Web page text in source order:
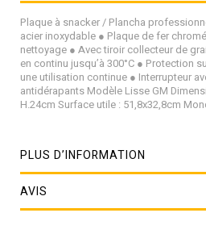
Plaque à snacker / Plancha
acier inoxydable ● Plaque de fer
nettoyage ● Avec tiroir collecteur de
en continu jusqu’à 300°C ● Protection
une utilisation continue ● Interrupteur
antidérapants Modèle Lisse GM
H.24cm Surface utile : 51,8x32,8cm
PLUS D’INFORMATION
AVIS